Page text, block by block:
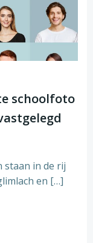
schoolfoto
staan in de rij
en […]